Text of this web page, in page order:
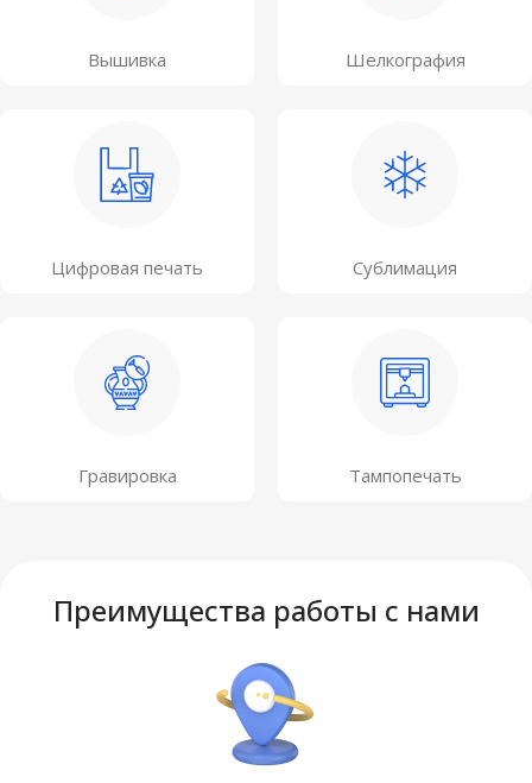
Вышивка Шелкография
Цифровая печать Сублимация
Гравировка Тампопечать
Преимущества работы с нами